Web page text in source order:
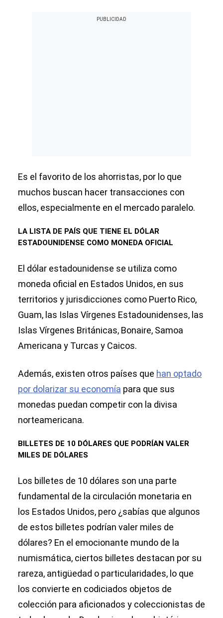
Es el favorito de los ahorristas, por lo que
muchos buscan hacer transacciones con
ellos, especialmente en el mercado paralelo.
LA LISTA DE PAÍS QUE TIENE EL DÓLAR
ESTADOUNIDENSE COMO MONEDA OFICIAL
El dólar estadounidense se utiliza como
moneda oficial en Estados Unidos, en sus
territorios y jurisdicciones como Puerto Rico,
Guam, las Islas Vírgenes Estadounidenses, las
Islas Vírgenes Británicas, Bonaire, Samoa
Americana y Turcas y Caicos.
Además, existen otros países que han optado
por dolarizar su economía para que sus
monedas puedan competir con la divisa
norteamericana.
BILLETES DE 10 DÓLARES QUE PODRÍAN VALER
MILES DE DÓLARES
Los billetes de 10 dólares son una parte
fundamental de la circulación monetaria en
los Estados Unidos, pero ¿sabías que algunos
de estos billetes podrían valer miles de
dólares? En el emocionante mundo de la
numismática, ciertos billetes destacan por su
rareza, antigüedad o particularidades, lo que
los convierte en codiciados objetos de
colección para aficionados y coleccionistas de